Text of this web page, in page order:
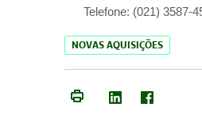
Telefone: (021) 3587-
NOVAS AQUISIÇÕES